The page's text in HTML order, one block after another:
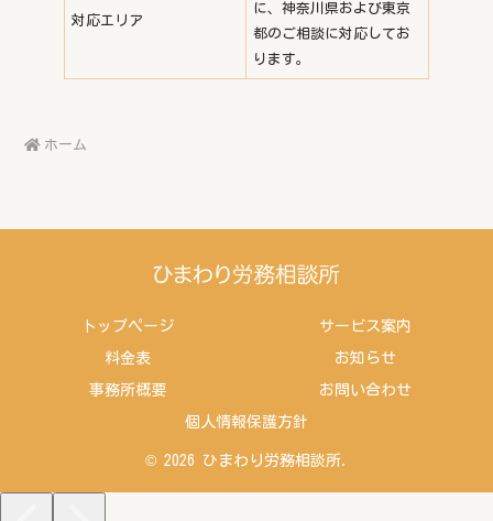
対応エリア
に、神奈川県および東京
都のご相談に対応してお
ります。
ホーム
トップページ サービス案内
料金表 お知らせ
事務所概要 お問い合わせ
個人情報保護方針
© 2026 ひまわり労務相談所.